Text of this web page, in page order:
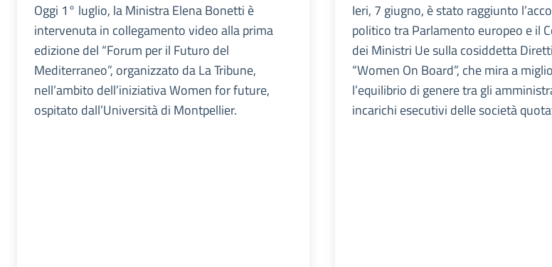
Oggi 1° luglio, la Ministra Elena Bonetti è
intervenuta in collegamento video alla prima
edizione del “Forum per il Futuro del
Mediterraneo”, organizzato da La Tribune,
nell’ambito dell’iniziativa Women for future,
ospitato dall’Università di Montpellier.
Ieri, 7 giugno, è stato raggiunto
politico tra Parlamento europeo e il
dei Ministri Ue sulla cosiddetta
“Women On Board”, che mira a
l’equilibrio di genere tra gli
incarichi esecutivi delle società